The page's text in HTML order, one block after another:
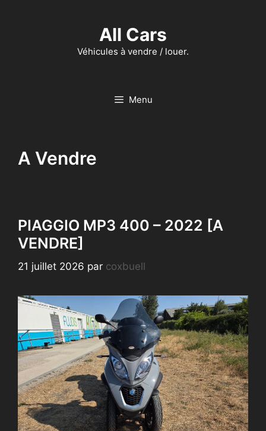
All Cars
Véhicules à vendre / louer.
Menu
A Vendre
PIAGGIO MP3 400 – 2022 [A
VENDRE]
21 juillet 2026 par coxbuell